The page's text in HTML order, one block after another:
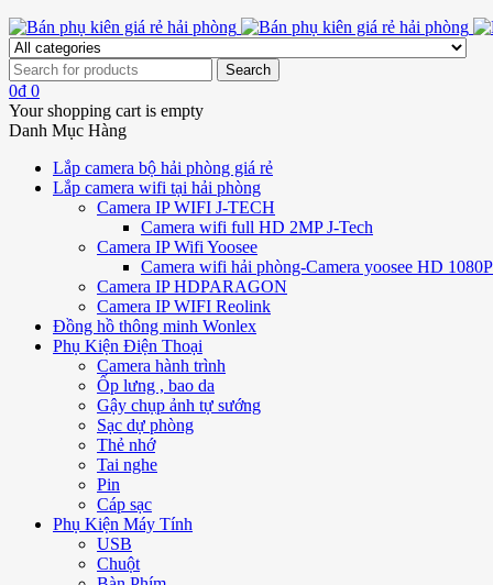
0₫ 0
Your shopping cart is empty
Danh Mục Hàng
Lắp camera bộ hải phòng giá rẻ
Lắp camera wifi tại hải phòng
Camera IP WIFI J-TECH
Camera wifi full HD 2MP J-Tech
Camera IP Wifi Yoosee
Camera wifi hải phòng-Camera yoosee HD
Camera IP HDPARAGON
Camera IP WIFI Reolink
Đồng hồ thông minh Wonlex
Phụ Kiện Điện Thoại
Camera hành trình
Ốp lưng , bao da
Gậy chụp ảnh tự sướng
Sạc dự phòng
Thẻ nhớ
Tai nghe
Pin
Cáp sạc
Phụ Kiện Máy Tính
USB
Chuột